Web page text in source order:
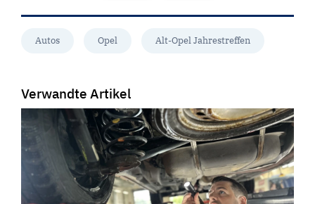
Autos Opel Alt-Opel Jahrestreffen
Verwandte Artikel